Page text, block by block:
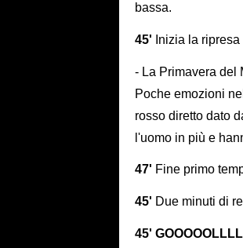
bassa.
45' Inizia la
- La Primavera del
Poche emozioni
rosso diretto dato
l'uomo in più e
47' Fine primo
45' Due minuti di
45'